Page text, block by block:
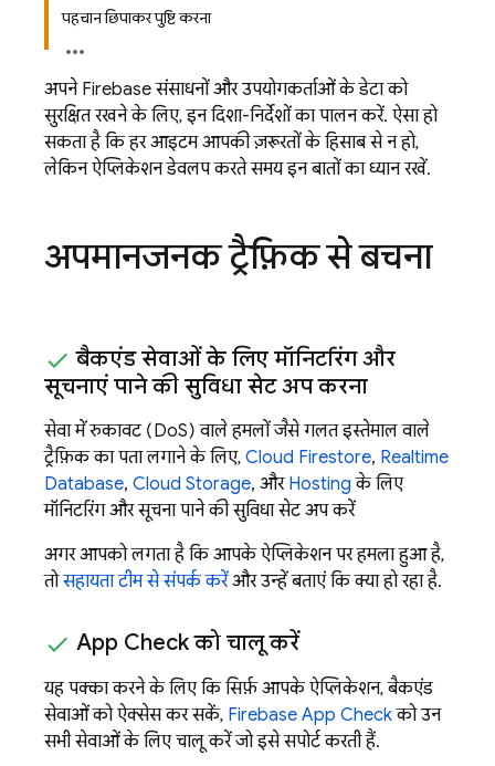
पहचान छिपाकर पुष्टि करना
अपने Firebase संसाधनों और उपयोगकर्ताओं के डेटा को
सुरक्षित रखने के लिए, इन दिशा-निर्देशों का पालन करें. ऐसा हो
सकता है कि हर आइटम आपकी ज़रूरतों के हिसाब से न हो,
लेकिन ऐप्लिकेशन डेवलप करते समय इन बातों का ध्यान रखें.
अपमानजनक ट्रैफ़िक से बचना
बैकएंड सेवाओं के लिए मॉनिटरिंग और
सूचनाएं पाने की सुविधा सेट अप करना
सेवा में रुकावट (DoS) वाले हमलों जैसे गलत इस्तेमाल वाले
ट्रैफ़िक का पता लगाने के लिए, Cloud Firestore, Realtime
Database, Cloud Storage, और Hosting के लिए
मॉनिटरिंग और सूचना पाने की सुविधा सेट अप करें
अगर आपको लगता है कि आपके ऐप्लिकेशन पर हमला हुआ है,
तोसहायता टीम से संपर्क करेंऔर उन्हें बताएं कि क्या हो रहा है.
App Checkको चालू करें
यह पक्का करने के लिए कि सिर्फ़ आपके ऐप्लिकेशन, बैकएंड
सेवाओं को ऐक्सेस कर सकें, Firebase App Checkको उन
सभी सेवाओं के लिए चालू करें जो इसे सपोर्ट करती हैं.